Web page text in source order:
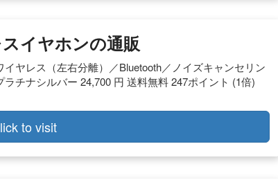
イヤホンの通販
レス（左右分離）／Bluetooth／ノイズキャンセリン
ナシルバー 24,700 円 送料無料 247ポイント (1倍)
to visit